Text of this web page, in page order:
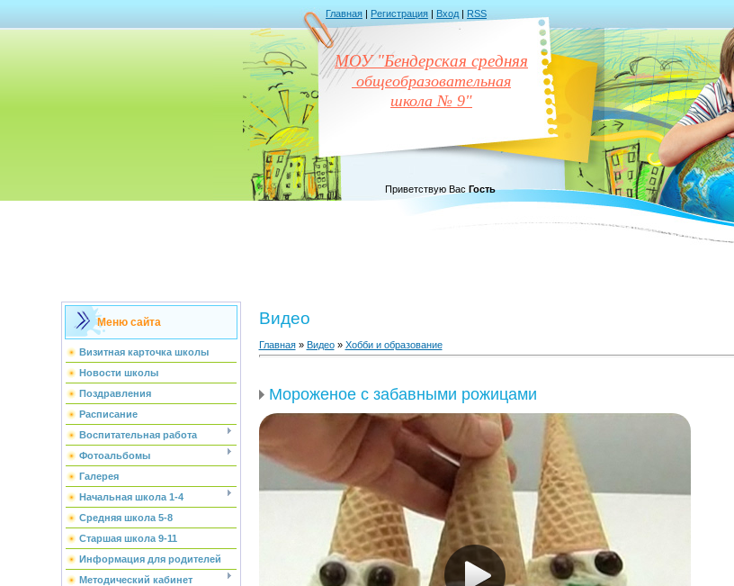
Главная | Регистрация | Вход | RSS
МОУ "Бендерская средняя
общеобразовательная
школа № 9"
Приветствую Вас Гость
Меню сайта
Визитная карточка школы
Новости школы
Поздравления
Расписание
Воспитательная работа
Фотоальбомы
Галерея
Начальная школа 1-4
Средняя школа 5-8
Старшая школа 9-11
Информация для родителей
Методический кабинет
Видео
Главная» Видео» Хобби и образование
Мороженое с забавными рожицами